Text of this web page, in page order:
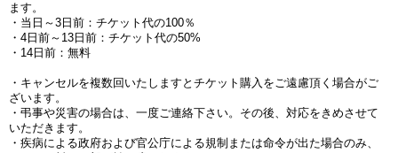
ます。
・当日～3日前：チケット代の100％
・4日前～13日前：チケット代の50%
・14日前：無料
・キャンセルを複数回いたしますとチケット購入をご遠慮頂く場合がご
ざいます。
・弔事や災害の場合は、一度ご連絡下さい。その後、対応をきめさせて
いただきます。
・疾病による政府および官公庁による規制または命令が出た場合のみ、